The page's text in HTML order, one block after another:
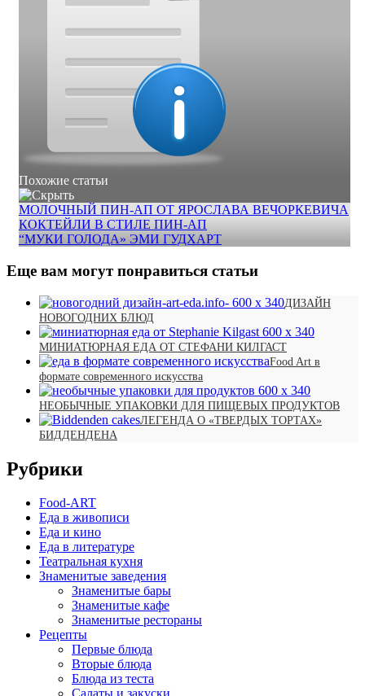
Похожие статьи
МОЛОЧНЫЙ ПИН-АП ОТ ЯРОСЛАВА ВЕЧОРКЕВИЧА
КОКТЕЙЛИ В СТИЛЕ ПИН-АП
“МУКИ ГОЛОДА» ЭМИ ГУДХАРТ
Еще вам могут понравиться статьи
ДИЗАЙН
НОВОГОДНИХ БЛЮД
МИНИАТЮРНАЯ ЕДА ОТ СТЕФАНИ КИЛГАСТ
Food Art в
формате современного искусства
НЕОБЫЧНЫЕ УПАКОВКИ ДЛЯ ПИЩЕВЫХ ПРОДУКТОВ
ЛЕГЕНДА О «ТВЕРДЫХ ТОРТАХ»
БИДДЕНДЕНА
Рубрики
Food-ART
Еда в живописи
Еда и кино
Еда в литературе
Театральная кухня
Знаменитые заведения
Знаменитые бары
Знаменитые кафе
Знаменитые рестораны
Рецепты
Первые блюда
Вторые блюда
Блюда из теста